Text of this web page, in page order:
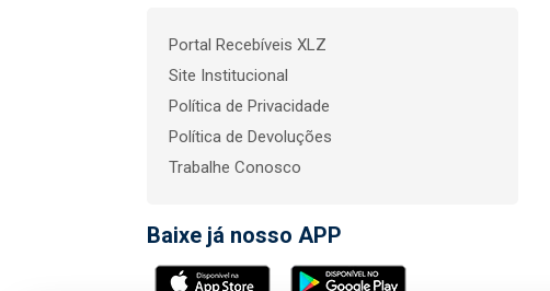
Portal Recebíveis XLZ
Site Institucional
Política de Privacidade
Política de Devoluções
Trabalhe Conosco
Baixe já nosso APP